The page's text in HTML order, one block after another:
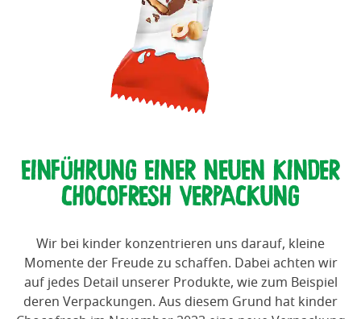
EINFÜHRUNG EINER NEUEN KINDER
CHOCOFRESH VERPACKUNG
Wir bei kinder konzentrieren uns darauf, kleine
Momente der Freude zu schaffen. Dabei achten wir
auf jedes Detail unserer Produkte, wie zum Beispiel
deren Verpackungen. Aus diesem Grund hat kinder